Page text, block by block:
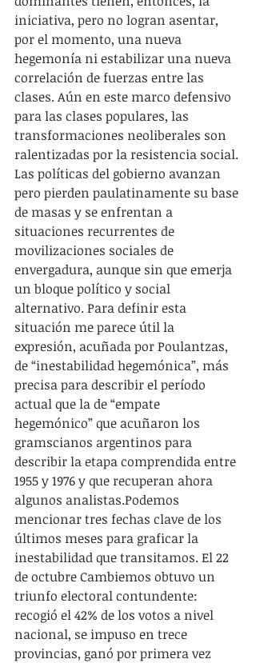
iniciativa, pero no logran asentar,
por el momento, una nueva
hegemonía ni estabilizar una nueva
correlación de fuerzas entre las
clases. Aún en este marco defensivo
para las clases populares, las
transformaciones neoliberales son
ralentizadas por la resistencia social.
Las políticas del gobierno avanzan
pero pierden paulatinamente su base
de masas y se enfrentan a
situaciones recurrentes de
movilizaciones sociales de
envergadura, aunque sin que emerja
un bloque político y social
alternativo. Para definir esta
situación me parece útil la
expresión, acuñada por Poulantzas,
de “inestabilidad hegemónica”, más
precisa para describir el período
actual que la de “empate
hegemónico” que acuñaron los
gramscianos argentinos para
describir la etapa comprendida entre
1955 y 1976 y que recuperan ahora
algunos analistas.Podemos
mencionar tres fechas clave de los
últimos meses para graficar la
inestabilidad que transitamos. El 22
de octubre Cambiemos obtuvo un
triunfo electoral contundente:
recogió el 42% de los votos a nivel
nacional, se impuso en trece
provincias, ganó por primera vez